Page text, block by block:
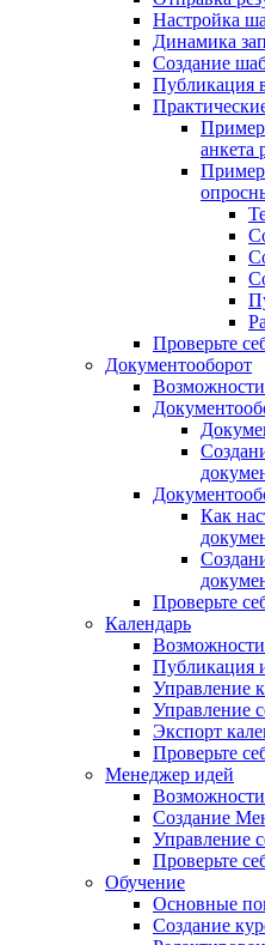
Настройка
Динамика
Создание
Публикация
анкета
Пример
Проверьте
Документооборот
Как
Проверьте
Календарь
Публикация
Управление
Управление
Экспорт
Проверьте
Менеджер идей
Создание
Управление
Проверьте
Обучение
Основные
Создание